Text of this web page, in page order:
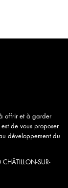
offrir et à garder
de vous proposer
développement du
SUR-